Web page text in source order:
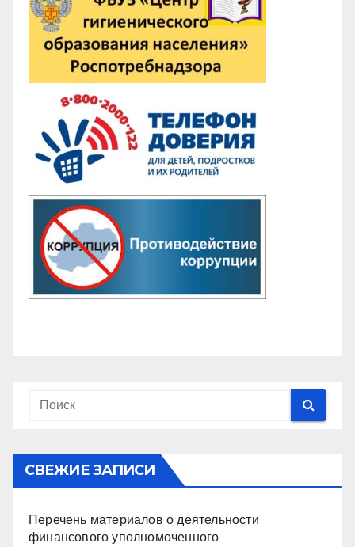
СВЕЖИЕ ЗАПИСИ
Перечень материалов о деятельности
финансового уполномоченного